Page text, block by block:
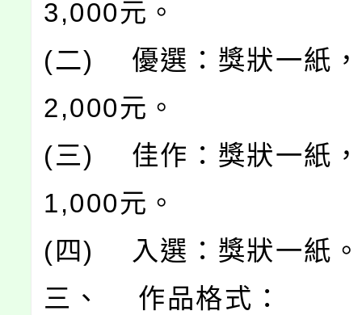
3,000元。
(二) 優選：獎狀一紙，
2,000元。
(三) 佳作：獎狀一紙，
1,000元。
(四) 入選：獎狀一紙。
三、 作品格式：